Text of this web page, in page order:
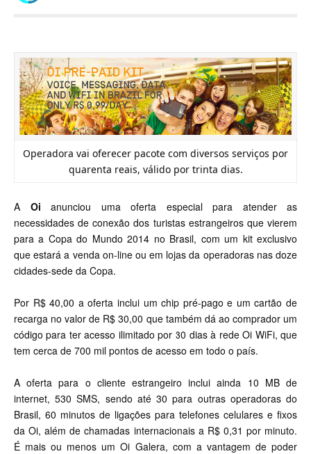
Operadora vai oferecer pacote com diversos serviços por
quarenta reais, válido por trinta dias.
A Oi anunciou uma oferta especial para atender as
necessidades de conexão dos turistas estrangeiros que vierem
para a Copa do Mundo 2014 no Brasil, com um kit exclusivo
que estará a venda on-line ou em lojas da operadoras nas doze
cidades-sede da Copa.
Por R$ 40,00 aoferta inclui um chip pré-pago e um cartão de
recarga no valor de R$ 30,00 que também dá ao comprador um
código para teracesso ilimitado por 30 dias à rede Oi WiFi, que
tem cerca de 700 mil pontos de acesso em todo o país.
A oferta para o cliente estrangeiro inclui ainda 10 MB de
internet, 530 SMS, sendo até 30 para outras operadoras do
Brasil, 60 minutos de ligações para telefones celulares e fixos
da Oi, além de chamadas internacionais a R$ 0,31 por minuto.
É mais ou menos umOi Galera, com a vantagem de poder